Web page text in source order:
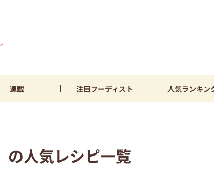
連載 注目フーディスト 人気ランキン
の人気レシピ一覧